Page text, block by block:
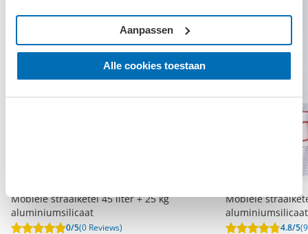
Alle cookies toestaan
Aanpassen
Mobiele straalketel 45 liter + 25 kg
aluminiumsilicaat
0/5(0 Reviews)
Mobiele
aluminiumsilicaat
4.8/5